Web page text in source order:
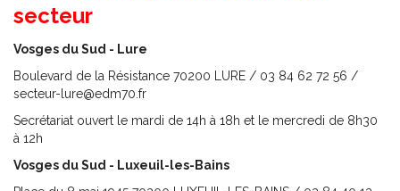
secteur
Vosges du Sud - Lure
Boulevard de la Résistance 70200 LURE / 03 84 62 72 56 /
secteur-lure@edm70.fr
Secrétariat ouvert le mardi de 14h à 18h et le mercredi de 8h30
à 12h
Vosges du Sud - Luxeuil-les-Bains